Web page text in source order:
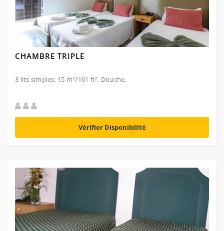
CHAMBRE TRIPLE
3 lits simples, 15 m²/161 ft², Douche.
Vérifier Disponibilité